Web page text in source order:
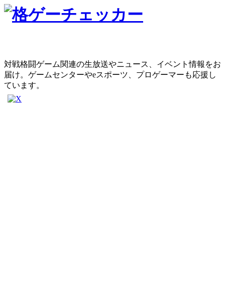
対戦格闘ゲーム関連の生放送やニュース、イベント情報をお
届け。ゲームセンターやeスポーツ、プロゲーマーも応援し
ています。